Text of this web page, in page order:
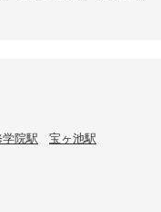
院駅
宝ヶ池駅